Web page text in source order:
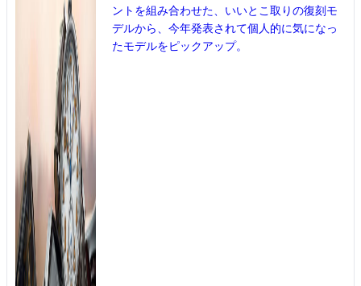
ントを組み合わせた、いいとこ取りの復刻モ
デルから、今年発表されて個人的に気になっ
たモデルをピックアップ。